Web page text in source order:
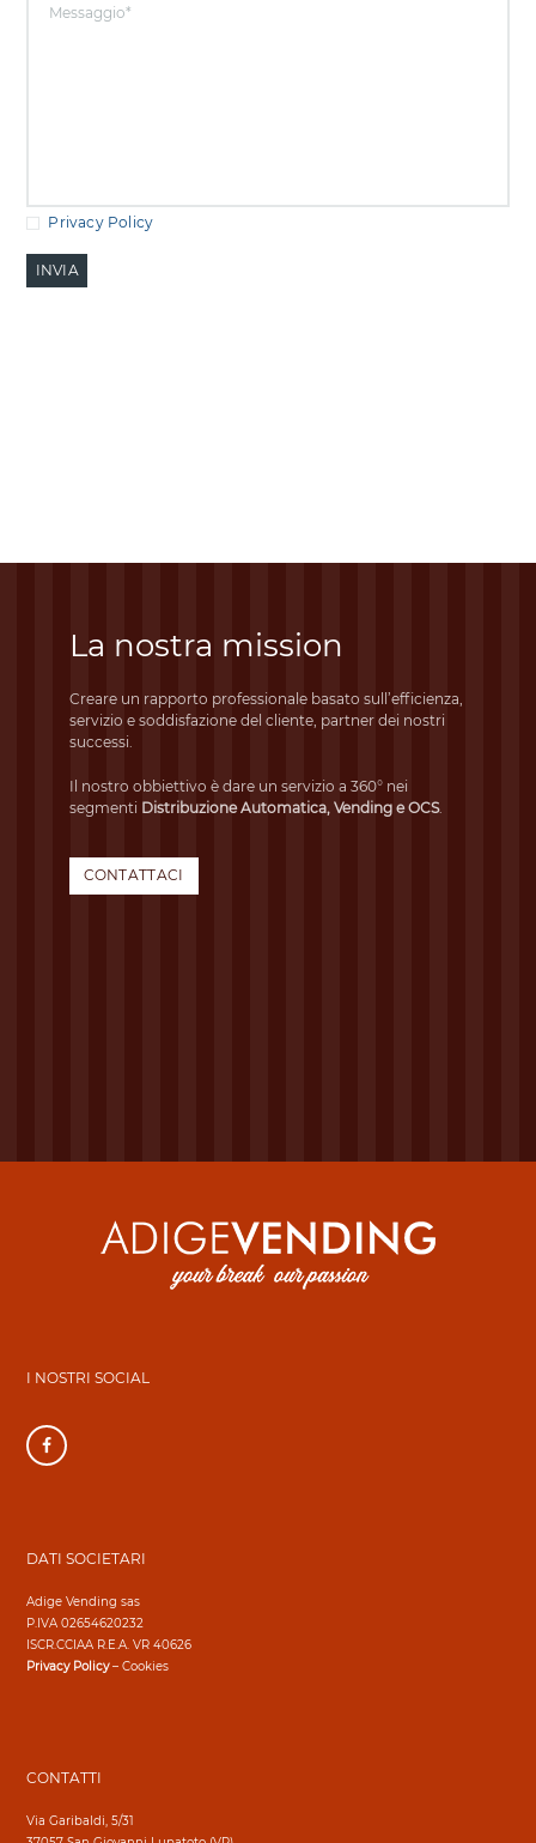
Privacy Policy
La nostra mission
Creare un rapporto professionale basato sull’efficienza,
servizio e soddisfazione del cliente, partner dei nostri
successi.
Il nostro obbiettivo è dare un servizio a 360° nei
segmenti Distribuzione Automatica, Vending e OCS.
CONTATTACI
I NOSTRI SOCIAL
DATI SOCIETARI
Adige Vending sas
P.IVA 02654620232
ISCR.CCIAA R.E.A. VR 40626
Privacy Policy–Cookies
CONTATTI
Via Garibaldi, 5/31